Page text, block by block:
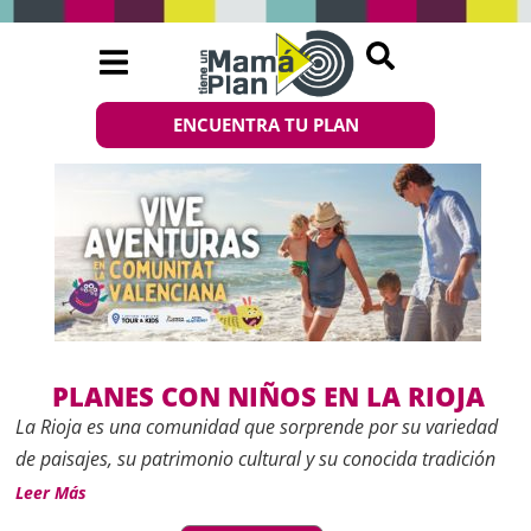
ENCUENTRA TU PLAN
PLANES CON NIÑOS EN LA RIOJA
La Rioja es una comunidad que sorprende por su variedad
de paisajes, su patrimonio cultural y su conocida tradición
vinícola, que también ofrece propuestas pensadas para
disfrutar con los más pequeños. Lejos de ser un destino solo
Leer Más